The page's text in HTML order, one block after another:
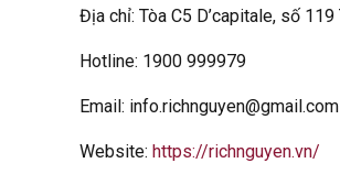
Địa chỉ: Tòa C5 D’capitale, số
Hotline: 1900 999979
Email: info.richnguyen@gmail.com
Website: https://richnguyen.vn/